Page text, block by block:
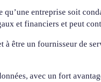
entreprise soit
et financiers et peut
être un fournisseur de
avec un fort